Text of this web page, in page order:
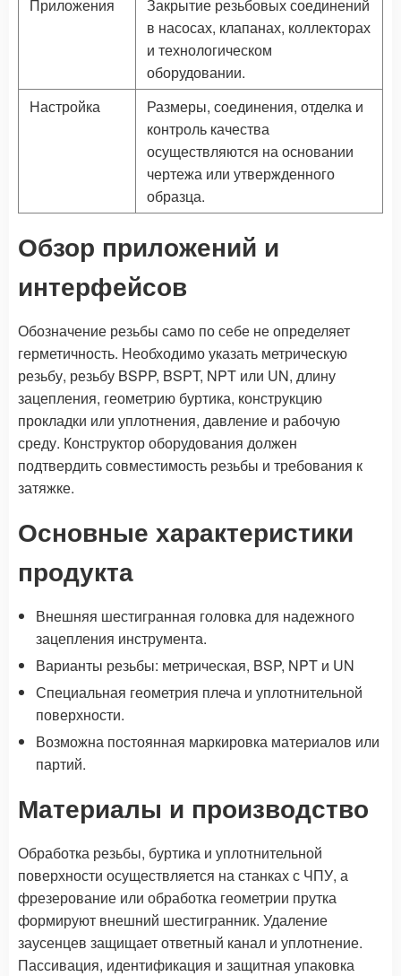
Приложения
Закрытие резьбовых соединений
в насосах, клапанах, коллекторах
и технологическом
оборудовании.
Настройка
Размеры, соединения, отделка и
контроль качества
осуществляются на основании
чертежа или утвержденного
образца.
Обзор приложений и
интерфейсов
Обозначение резьбы само по себе не определяет
герметичность. Необходимо указать метрическую
резьбу, резьбу BSPP, BSPT, NPT или UN, длину
зацепления, геометрию буртика, конструкцию
прокладки или уплотнения, давление и рабочую
среду. Конструктор оборудования должен
подтвердить совместимость резьбы и требования к
затяжке.
Основные характеристики
продукта
Внешняя шестигранная головка для надежного
зацепления инструмента.
Варианты резьбы: метрическая, BSP, NPT и UN
Специальная геометрия плеча и уплотнительной
поверхности.
Возможна постоянная маркировка материалов или
партий.
Материалы и производство
Обработка резьбы, буртика и уплотнительной
поверхности осуществляется на станках с ЧПУ, а
фрезерование или обработка геометрии прутка
формируют внешний шестигранник. Удаление
заусенцев защищает ответный канал и уплотнение.
Пассивация, идентификация и защитная упаковка